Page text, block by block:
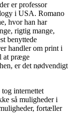
er professor
i USA. Romano
hvor han har
rigtig mange,
benyttede
handler om print i
at præge
er det nødvendigt
internettet
så muligheder i
fortæller